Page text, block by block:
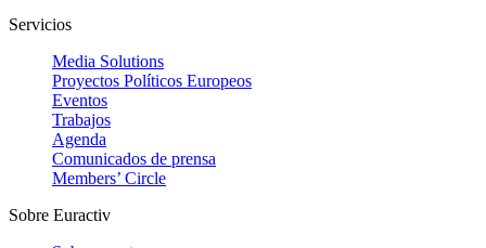
Servicios
Media Solutions
Proyectos Políticos Europeos
Eventos
Trabajos
Agenda
Comunicados de prensa
Members’ Circle
Sobre Euractiv